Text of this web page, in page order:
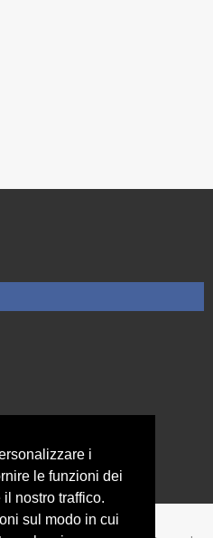
i
le funzioni dei
nostro traffico.
sul modo in cui